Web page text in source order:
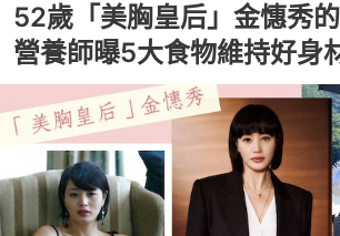
52歲「美胸皇后」金憓秀
營養師曝5大食物維持好身